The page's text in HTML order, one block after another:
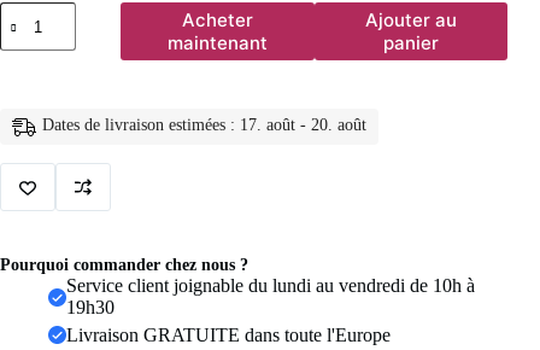
quantité
de
Bague
inoxydable
couleurs,
mm,
incrustation
Acheter
maintenant
Ajouter au
panier
Dates de livraison estimées : 17. août - 20. août
Pourquoi commander chez nous ?
Service client joignable du lundi au vendredi de 10h à
19h30
Livraison GRATUITE dans toute l'Europe